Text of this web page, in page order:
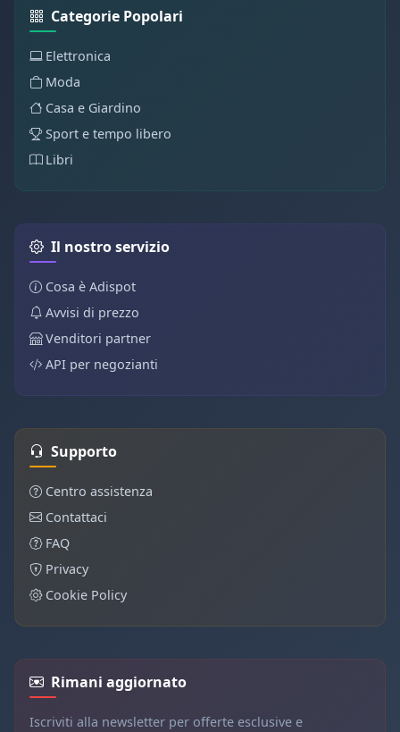
Categorie Popolari
Elettronica
Moda
Casa e Giardino
Sport e tempo libero
Libri
Il nostro servizio
Cosa è Adispot
Avvisi di prezzo
Venditori partner
API per negozianti
Supporto
Centro assistenza
Contattaci
FAQ
Privacy
Cookie Policy
Rimani aggiornato
Iscriviti alla newsletter per offerte esclusive e